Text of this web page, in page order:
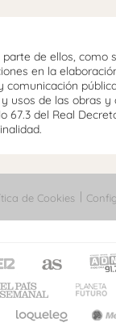
de ellos, como
en la
comunicación
usos de las obras
del Real
de Cookies